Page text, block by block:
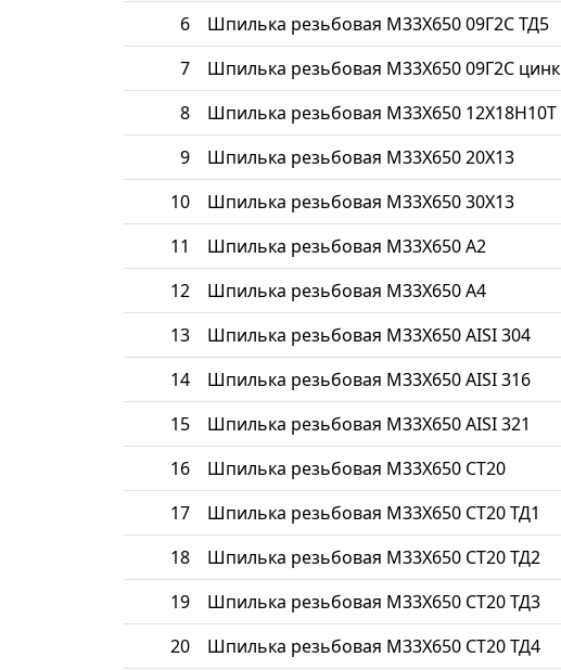
6 Шпилька резьбовая М33Х650 09Г2С ТД5
7 Шпилька резьбовая М33Х650 09Г2С цинк
8 Шпилька резьбовая М33Х650 12Х18Н10Т
9 Шпилька резьбовая М33Х650 20Х13
10 Шпилька резьбовая М33Х650 30Х13
11 Шпилька резьбовая М33Х650 A2
12 Шпилька резьбовая М33Х650 A4
13 Шпилька резьбовая М33Х650 AISI 304
14 Шпилька резьбовая М33Х650 AISI 316
15 Шпилька резьбовая М33Х650 AISI 321
16 Шпилька резьбовая М33Х650 СТ20
17 Шпилька резьбовая М33Х650 СТ20 ТД1
18 Шпилька резьбовая М33Х650 СТ20 ТД2
19 Шпилька резьбовая М33Х650 СТ20 ТД3
20 Шпилька резьбовая М33Х650 СТ20 ТД4